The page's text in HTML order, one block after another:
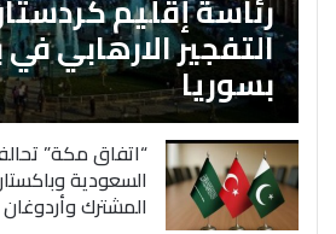
التفجير الارهابي في
بسوريا
“اتفاق مكة”
السعودية
المشترك